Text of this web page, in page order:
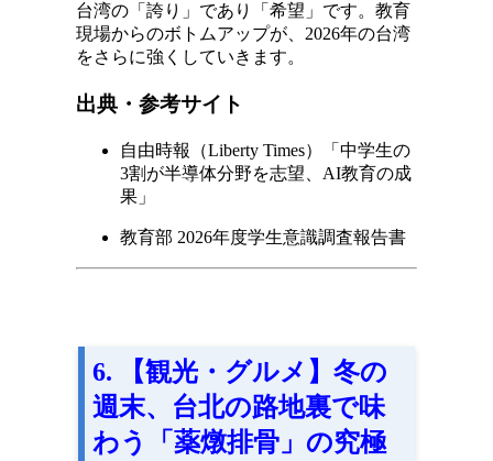
台湾の「誇り」であり「希望」です。教育
現場からのボトムアップが、2026年の台湾
をさらに強くしていきます。
出典・参考サイト
自由時報（Liberty Times）「中学生の
3割が半導体分野を志望、AI教育の成
果」
教育部 2026年度学生意識調査報告書
6. 【観光・グルメ】冬の
週末、台北の路地裏で味
わう「薬燉排骨」の究極